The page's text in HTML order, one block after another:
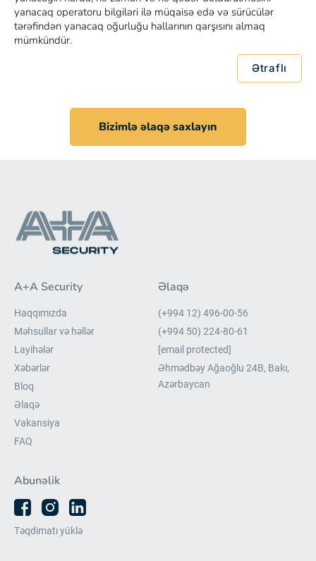
yanacaq operatoru bilgiləri ilə müqaisə edə və sürücülər
tərəfindən yanacaq oğurluğu hallarının qarşısını almaq
mümkündür.
Ətraflı
Bizimlə əlaqə saxlayın
A+A Security
Haqqımızda
Məhsullar və həllər
Layihələr
Xəbərlər
Bloq
Əlaqə
Vakansiya
FAQ
Əlaqə
(+994 12) 496-00-56
(+994 50) 224-80-61
[email protected]
Əhmədbəy Ağaoğlu 24B, Bakı,
Azərbaycan
Abunəlik
Təqdimatı yüklə